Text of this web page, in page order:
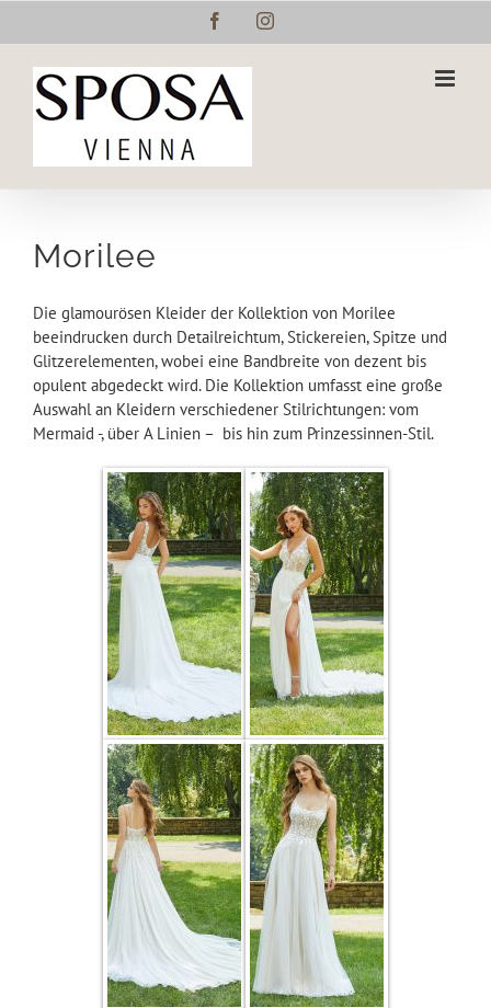
FacebookInstagram
Morilee
Die glamourösen Kleider der Kollektion von Morilee
beeindrucken durch Detailreichtum, Stickereien, Spitze und
Glitzerelementen, wobei eine Bandbreite von dezent bis
opulent abgedeckt wird. Die Kollektion umfasst eine große
Auswahl an Kleidern verschiedener Stilrichtungen: vom
Mermaid -, über A Linien – bis hin zum Prinzessinnen-Stil.